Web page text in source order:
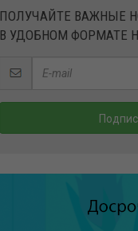
ПОЛУЧАЙТЕ ВАЖНЫЕ
В УДОБНОМ ФОРМАТЕ